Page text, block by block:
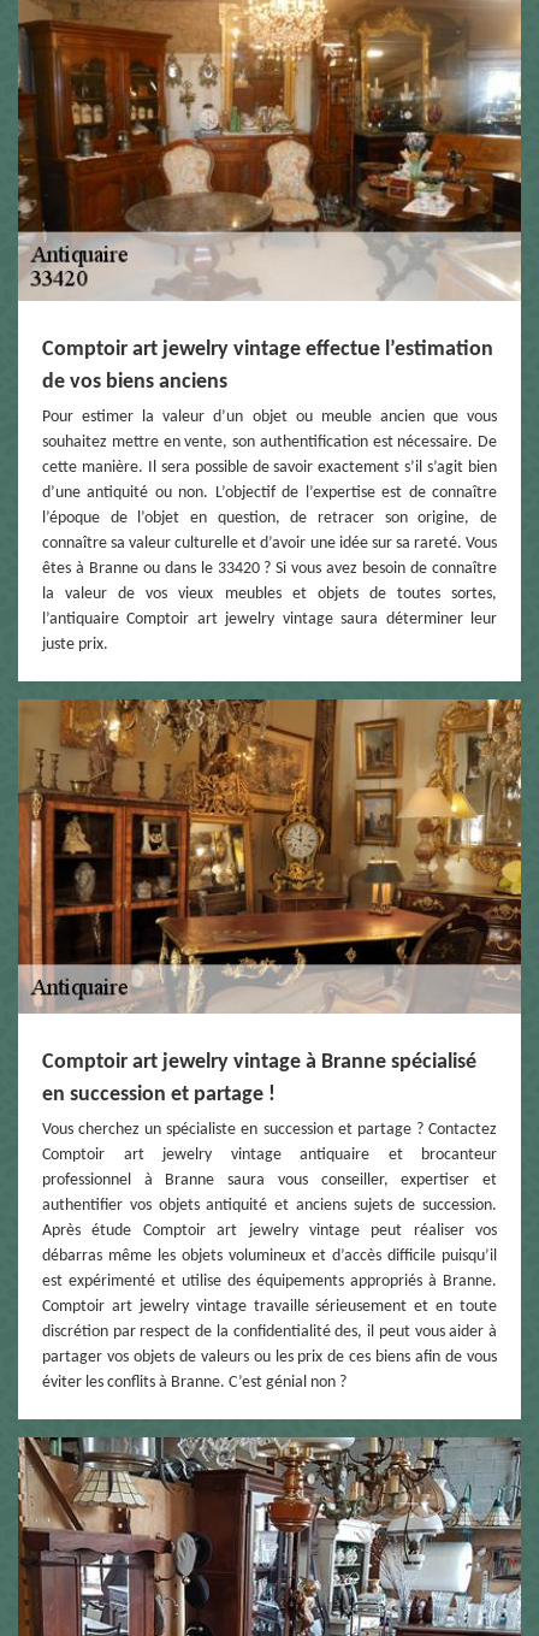
Comptoir art jewelry vintage effectue l’estimation
de vos biens anciens
Pour estimer la valeur d’un objet ou meuble ancien que vous
souhaitez mettre en vente, son authentification est nécessaire. De
cette manière. Il sera possible de savoir exactement s’il s’agit bien
d’une antiquité ou non. L’objectif de l’expertise est de connaître
l’époque de l’objet en question, de retracer son origine, de
connaître sa valeur culturelle et d’avoir une idée sur sa rareté. Vous
êtes à Branne ou dans le 33420 ? Si vous avez besoin de connaître
la valeur de vos vieux meubles et objets de toutes sortes,
l’antiquaire Comptoir art jewelry vintage saura déterminer leur
juste prix.
Comptoir art jewelry vintage à Branne spécialisé
en succession et partage !
Vous cherchez un spécialiste en succession et partage ? Contactez
Comptoir art jewelry vintage antiquaire et brocanteur
professionnel à Branne saura vous conseiller, expertiser et
authentifier vos objets antiquité et anciens sujets de succession.
Après étude Comptoir art jewelry vintage peut réaliser vos
débarras même les objets volumineux et d’accès difficile puisqu’il
est expérimenté et utilise des équipements appropriés à Branne.
Comptoir art jewelry vintage travaille sérieusement et en toute
discrétion par respect de la confidentialité des, il peut vous aider à
partager vos objets de valeurs ou les prix de ces biens afin de vous
éviter les conflits à Branne. C’est génial non ?